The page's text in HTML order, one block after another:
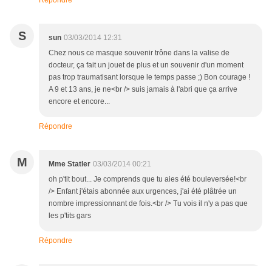
S sun 03/03/2014 12:31
Chez nous ce masque souvenir trône dans la valise de
docteur, ça fait un jouet de plus et un souvenir d'un moment
pas trop traumatisant lorsque le temps passe ;) Bon courage !
A 9 et 13 ans, je ne<br /> suis jamais à l'abri que ça arrive
encore et encore...
Répondre
M Mme Statler 03/03/2014 00:21
oh p'tit bout... Je comprends que tu aies été bouleversée!<br
/> Enfant j'étais abonnée aux urgences, j'ai été plâtrée un
nombre impressionnant de fois.<br /> Tu vois il n'y a pas que
les p'tits gars
Répondre